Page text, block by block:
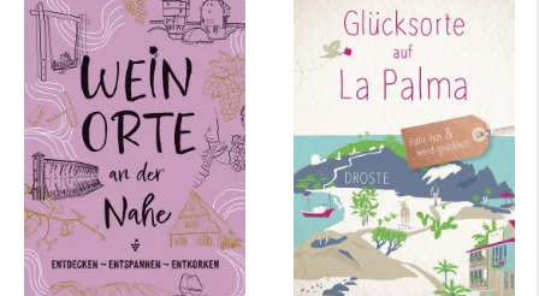
Andreas Werner
Weinorte an der Nahe
mehr Infos …
Christian Juraschek,
Jennifer Juraschek
Glücksorte auf La
Palma
mehr Infos …